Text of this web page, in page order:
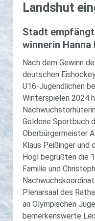
Lands­hut
Stadt
win­ne­rin Hanna
Nach dem Gewinn
deutschen
U16-Jugendlichen
Winterspielen 2024
Goldene Sportbuch
Oberbürgermeister
Klaus Peißinger und
Högl begrüßten die
Familie und
Plenarsaal des
an Olympischen
bemerkenswerte